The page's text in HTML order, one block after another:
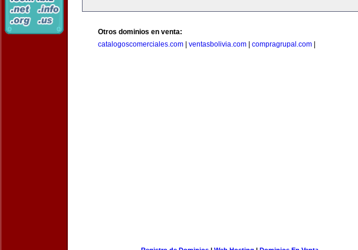
Otros dominios en venta:
catalogoscomerciales.com
ventasbolivia.com compragrupal.com